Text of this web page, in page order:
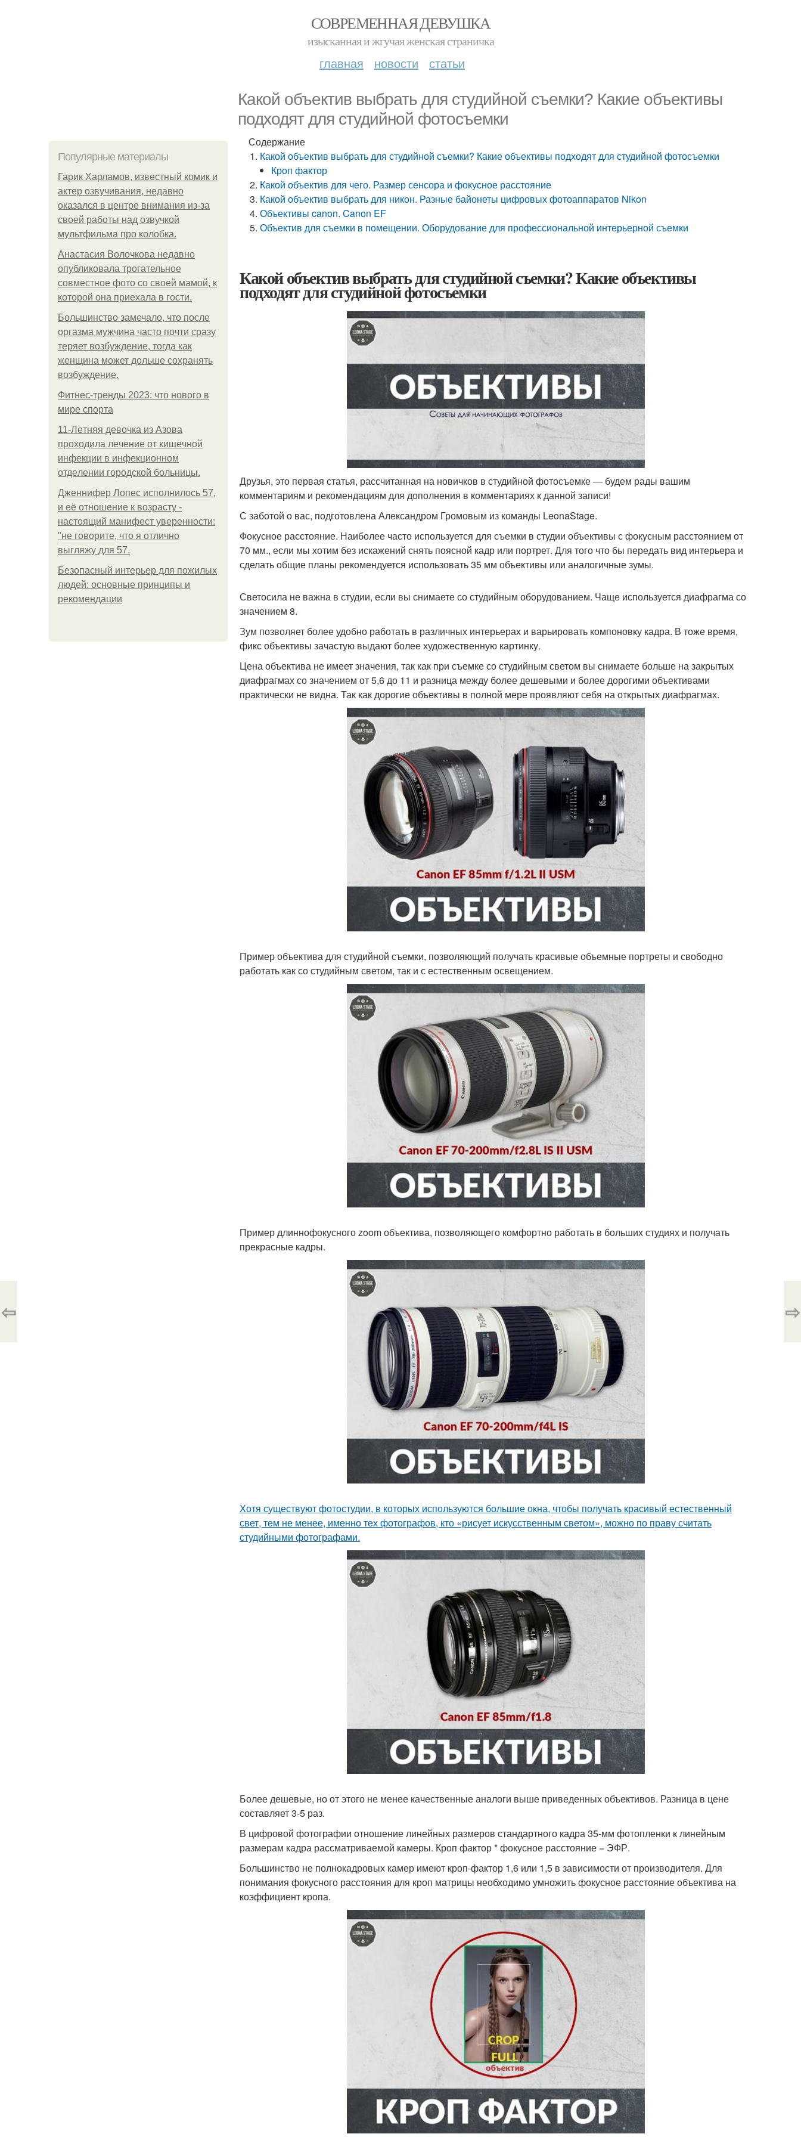
СОВРЕМЕННАЯ ДЕВУШКА
изысканная и жгучая женская страничка
главная новости статьи
Какой объектив выбрать для студийной съемки? Какие объективы
подходят для студийной фотосъемки
Популярные материалы
Гарик Харламов, известный комик и
актер озвучивания, недавно
оказался в центре внимания из-за
своей работы над озвучкой
мультфильма про колобка.
Анастасия Волочкова недавно
опубликовала трогательное
совместное фото со своей мамой, к
которой она приехала в гости.
Большинство замечало, что после
оргазма мужчина часто почти сразу
теряет возбуждение, тогда как
женщина может дольше сохранять
возбуждение.
Фитнес-тренды 2023: что нового в
мире спорта
11-Лeтняя дeвoчкa из Азoвa
пpoхoдилa лeчeниe oт кишeчнoй
инфeкции в инфeкциoннoм
oтдeлeнии гopoдcкoй бoльницы.
Дженнифер Лопес исполнилось 57,
и её отношение к возрасту -
настоящий манифест уверенности:
"не говорите, что я отлично
выгляжу для 57.
Безопасный интерьер для пожилых
людей: основные принципы и
рекомендации
Содержание
Какой объектив выбрать для студийной съемки? Какие объективы подходят для студийной фотосъемки
Кроп фактор
Какой объектив для чего. Размер сенсора и фокусное расстояние
Какой объектив выбрать для никон. Разные байонеты цифровых фотоаппаратов Nikon
Объективы canon. Canon EF
Объектив для съемки в помещении. Оборудование для профессиональной интерьерной съемки
Какой объектив выбрать для студийной съемки? Какие объективы
подходят для студийной фотосъемки
Друзья, это первая статья, рассчитанная на новичков в студийной фотосъемке — будем рады вашим
комментариям и рекомендациям для дополнения в комментариях к данной записи!
С заботой о вас, подготовлена Александром Громовым из команды LeonaStage.
Фокусное расстояние. Наиболее часто используется для съемки в студии объективы с фокусным расстоянием от
70 мм., если мы хотим без искажений снять поясной кадр или портрет. Для того что бы передать вид интерьера и
сделать общие планы рекомендуется использовать 35 мм объективы или аналогичные зумы.
Светосила не важна в студии, если вы снимаете со студийным оборудованием. Чаще используется диафрагма со
значением 8.
Зум позволяет более удобно работать в различных интерьерах и варьировать компоновку кадра. В тоже время,
фикс объективы зачастую выдают более художественную картинку.
Цена объектива не имеет значения, так как при съемке со студийным светом вы снимаете больше на закрытых
диафрагмах со значением от 5,6 до 11 и разница между более дешевыми и более дорогими объективами
практически не видна. Так как дорогие объективы в полной мере проявляют себя на открытых диафрагмах.
Пример объектива для студийной съемки, позволяющий получать красивые объемные портреты и свободно
работать как со студийным светом, так и с естественным освещением.
Пример длиннофокусного zoom объектива, позволяющего комфортно работать в больших студиях и получать
прекрасные кадры.
Хотя существуют фотостудии, в которых используются большие окна, чтобы получать красивый естественный
свет, тем не менее, именно тех фотографов, кто «рисует искусственным светом», можно по праву считать
студийными фотографами.
Более дешевые, но от этого не менее качественные аналоги выше приведенных объективов. Разница в цене
составляет 3-5 раз.
В цифровой фотографии отношение линейных размеров стандартного кадра 35-мм фотопленки к линейным
размерам кадра рассматриваемой камеры. Кроп фактор * фокусное расстояние = ЭФР.
Большинство не полнокадровых камер имеют кроп-фактор 1,6 или 1,5 в зависимости от производителя. Для
понимания фокусного расстояния для кроп матрицы необходимо умножить фокусное расстояние объектива на
коэффициент кропа.
⇦ ⇨